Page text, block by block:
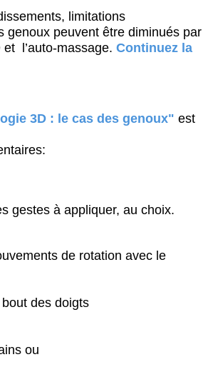
limitations
genoux peuvent être diminués par
et l’auto-massage. Continuez la
3D : le cas des genoux" est
gestes à appliquer, au choix.
de rotation avec le
des doigts
ou